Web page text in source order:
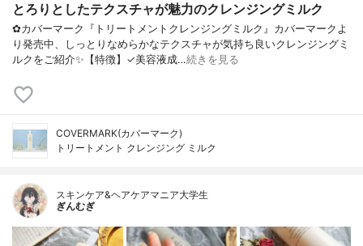
とろりとしたテクスチャが魅力のクレンジングミルク
✿カバーマーク『トリートメントクレンジングミルク』カバーマークよ
り発売中、しっとりなめらかなテクスチャが気持ち良いクレンジングミ
ルクをご紹介✨【特徴】✓美容液成…続きを見る
COVERMARK(カバーマーク)
トリートメント クレンジング ミルク
スキンケア&ヘアケアマニア大学生
ぎんむぎ